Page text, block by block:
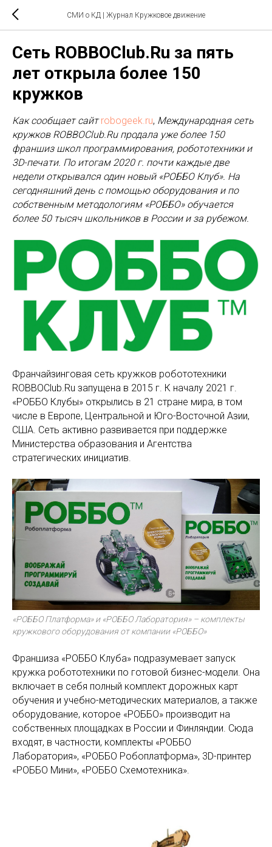
СМИ о КД | Журнал Кружковое движение
Сеть ROBBOClub.Ru за пять
лет открыла более 150
кружков
Как сообщает сайтrobogeek.ru, Международная сеть
кружков ROBBOClub.Ru продала уже более 150
франшиз школ программирования, робототехники и
3D-печати. По итогам 2020 г. почти каждые две
недели открывался один новый «РОББО Клуб». На
сегодняшний день с помощью оборудования и по
собственным методологиям «РОББО» обучается
более 50 тысяч школьников в России и за рубежом.
Франчайзинговая сеть кружков робототехники
ROBBOClub.Ru запущена в 2015 г. К началу 2021 г.
«РОББО Клубы» открылись в 21 стране мира, в том
числе в Европе, Центральной и Юго-Восточной Азии,
США. Сеть активно развивается при поддержке
Министерства образования и Агентства
стратегических инициатив.
«РОББО Платформа» и «РОББО Лаборатория» – комплекты
кружкового оборудования от компании «РОББО»
Франшиза «РОББО Клуба» подразумевает запуск
кружка робототехники по готовой бизнес-модели. Она
включает в себя полный комплект дорожных карт
обучения и учебно-методических материалов, а также
оборудование, которое «РОББО» производит на
собственных площадках в России и Финляндии. Сюда
входят, в частности, комплекты «РОББО
Лаборатория», «РОББО Робоплатформа», 3D-принтер
«РОББО Мини», «РОББО Схемотехника».